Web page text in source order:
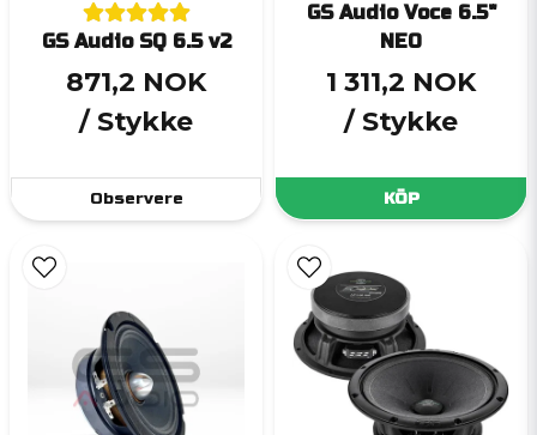
GS Audio SQ 6.5 v2
871,2 NOK
/ Stykke
Observere
GS Audio Voce 6.5"
NEO
1 311,2 NOK
/ Stykke
KÖP